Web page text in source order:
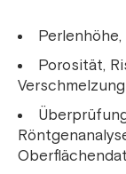
Porosität,